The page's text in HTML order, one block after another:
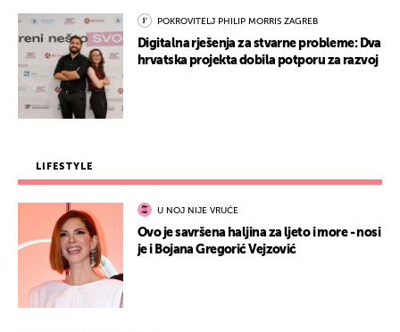
POKROVITELJ PHILIP MORRIS ZAGREB
Digitalna rješenja za stvarne probleme: Dva
hrvatska projekta dobila potporu za razvoj
LIFESTYLE
U NOJ NIJE VRUĆE
Ovo je savršena haljina za ljeto i more - nosi
je i Bojana Gregorić Vejzović